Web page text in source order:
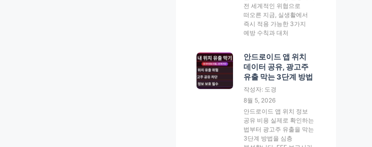
전 세계적인 위협으로
떠오른 지금, 실생활에서
즉시 적용 가능한 3가지
예방 수칙과 대처
안드로이드 앱 위치
데이터 공유, 광고주
유출 막는 3단계 방법
작성자: 도경
8월 5, 2026
안드로이드 앱 위치 정보
공유 비용 실제로 확인하는
법부터 광고주 유출을 막는
3단계 방법을 심층